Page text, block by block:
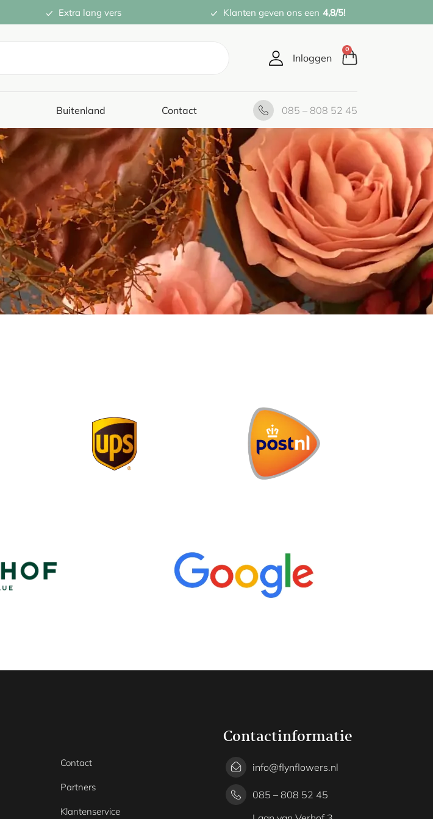
Extra lang vers Klanten geven ons een 4,8/5!
Inloggen
0
Buitenland Contact 085 – 808 52 45
Contact
Partners
Klantenservice
Contactinformatie
info@flynflowers.nl
085 – 808 52 45